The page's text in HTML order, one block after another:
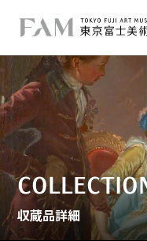
収蔵品詳細